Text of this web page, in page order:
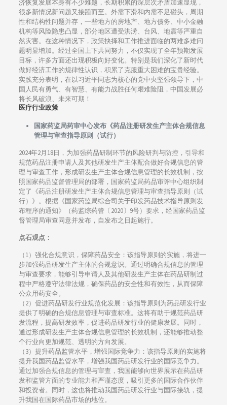
济恢复发展本身有不少难题，长期积累的深层次矛盾加速显现，
很多新情况新问题又接踵而至。外需下滑和内需不足碰头，周期
性和结构性问题并存，一些地方的房地产、地方债务、中小金融
机构等风险隐患凸显，部分地区遭受洪涝、台风、地震等严重自
然灾害。在这种情况下，政策抉择和工作推进面临的两难多难问
题明显增加。经过全国上下共同努力，不仅实现了全年预期发展
目标，许多方面还出现积极向好变化。特别是我们深化了新时代
做好经济工作的规律性认识，积累了克服重大困难的宝贵经验。
实践充分表明，在以习近平同志为核心的党中央坚强领导下，中
国人民有勇气、有智慧、有能力战胜任何艰难险阻，中国发展必
将长风破浪、未来可期！
医疗行业政策
国家药监局药审中心发布《药品注册研发生产主体合规信息
管理与审查指导原则（试行）
2024年2月18日，为加强药品研制环节的风险研判与防控，引导和
规范药品注册申请人及其他研发生产主体配合做好合规信息的管
理与审查工作，形成研发生产主体合规信息管理的长效机制，按
照国家药品监督管理局的部署，国家药监局药品审评中心组织制
定了《药品注册研发生产主体合规信息管理与审查指导原则（试
行）》。根据《国家药监局综合司关于印发药品技术指导原则发
布程序的通知》（药监综药管〔2020〕9号）要求，经国家药品监
督管理局审查同意并发布，自发布之日起施行。
点石观点：
（1）强化合规意识，保障药品安全：该指导原则的实施，将进一
步加强药品研发生产主体的合规意识。通过明确合规信息的管理
与审查要求，能够引导申请人及其他研发生产主体在药品研制过
程中严格遵守法律法规，确保药品的安全性和有效性，从而保障
公众用药安全。
（2）促进药品研发行业规范化发展：该指导原则为药品研发行业
提供了明确的合规信息管理与审查标准。这将有助于规范药品研
发流程，提高研发效率，促进药品研发行业的健康发展。同时，
通过形成研发生产主体合规信息管理的长效机制，还能够推动整
个行业向更加规范、透明的方向发展。
（3）提升药品监管水平，增强国际竞争力：该指导原则的实施将
提升我国药品监管水平，增强我国药品研发行业的国际竞争力。
通过加强合规信息的管理与审查，我国能够向世界展示在药品研
发和监管方面的专业能力和严谨态度，吸引更多的国际合作伙伴
和投资者。同时，这也将推动我国药品研发行业与国际接轨，提
升我国在国际药品市场的地位。